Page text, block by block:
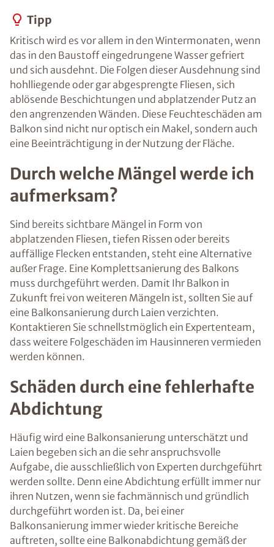
Tipp
Kritisch wird es vor allem in den Wintermonaten, wenn
das in den Baustoff eingedrungene Wasser gefriert
und sich ausdehnt. Die Folgen dieser Ausdehnung sind
hohlliegende oder gar abgesprengte Fliesen, sich
ablösende Beschichtungen und abplatzender Putz an
den angrenzenden Wänden. Diese Feuchteschäden am
Balkon sind nicht nur optisch ein Makel, sondern auch
eine Beeinträchtigung in der Nutzung der Fläche.
Durch welche Mängel werde ich
aufmerksam?
Sind bereits sichtbare Mängel in Form von
abplatzenden Fliesen, tiefen Rissen oder bereits
auffällige Flecken entstanden, steht eine Alternative
außer Frage. Eine Komplettsanierung des Balkons
muss durchgeführt werden. Damit Ihr Balkon in
Zukunft frei von weiteren Mängeln ist, sollten Sie auf
eine Balkonsanierung durch Laien verzichten.
Kontaktieren Sie schnellstmöglich ein Expertenteam,
dass weitere Folgeschäden im Hausinneren vermieden
werden können.
Schäden durch eine fehlerhafte
Abdichtung
Häufig wird eine Balkonsanierung unterschätzt und
Laien begeben sich an die sehr anspruchsvolle
Aufgabe, die ausschließlich von Experten durchgeführt
werden sollte. Denn eine Abdichtung erfüllt immer nur
ihren Nutzen, wenn sie fachmännisch und gründlich
durchgeführt worden ist. Da, bei einer
Balkonsanierung immer wieder kritische Bereiche
auftreten, sollte eine Balkonabdichtung gemäß der